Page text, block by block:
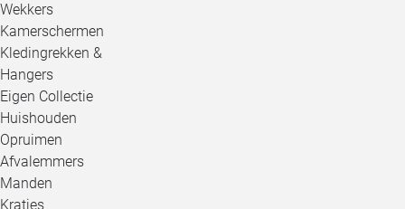
Wekkers
Kamerschermen
Kledingrekken &
Hangers
Eigen Collectie
Huishouden
Opruimen
Afvalemmers
Manden
Kratjes